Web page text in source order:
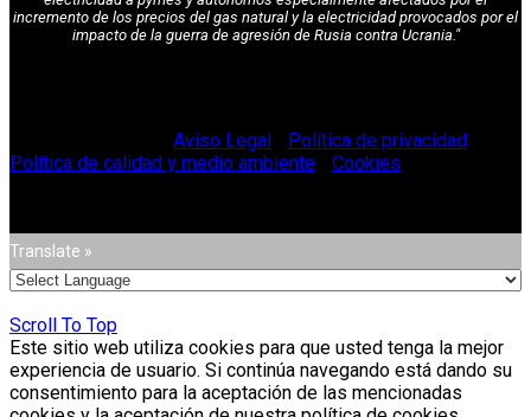
incremento de los precios del gas natural y la electricidad provocados por el
impacto de la guerra de agresión de Rusia contra Ucrania."
Aviso Legal Política de privacidad
Política de calidad y medio ambiente
Cookies
Translate »
Scroll To Top
Este sitio web utiliza cookies para que usted tenga la mejor
experiencia de usuario. Si continúa navegando está dando su
consentimiento para la aceptación de las mencionadas